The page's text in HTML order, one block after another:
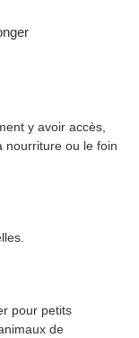
y avoir accès,
nourriture ou le foin
pour petits
de